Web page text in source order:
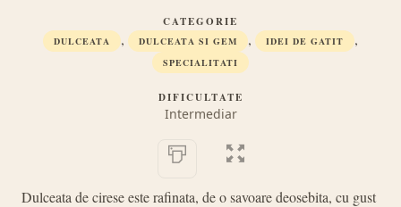
CATEGORIE
DULCEATA , DULCEATA SI GEM , IDEI DE GATIT ,
SPECIALITATI
DIFICULTATE
Intermediar
Dulceata de cirese este rafinata, de o savoare deosebita, cu gust